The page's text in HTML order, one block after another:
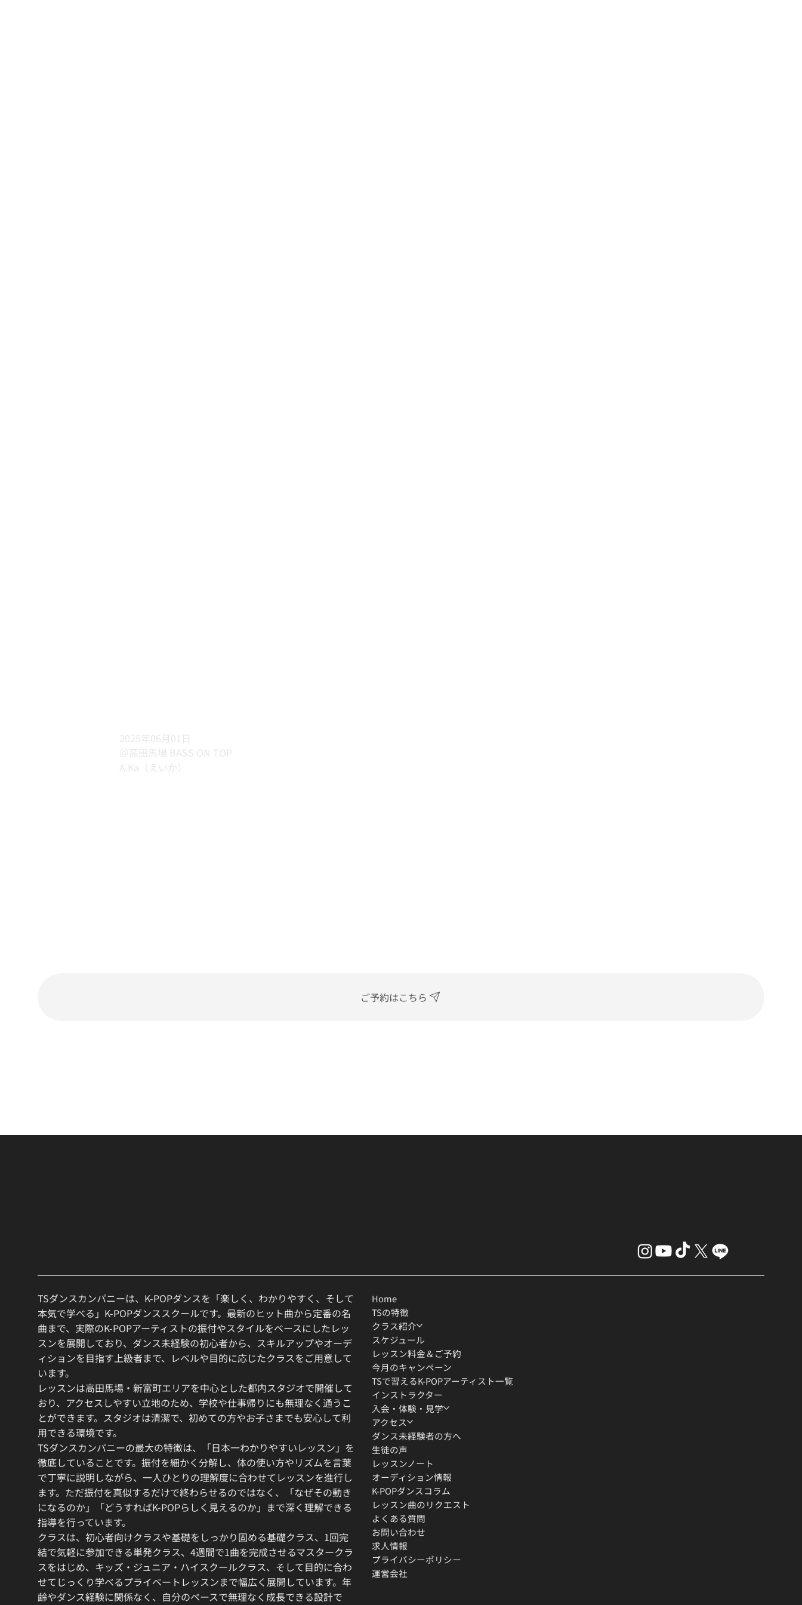
2025年06月01日
＠高田馬場 BASS ON TOP
A.Ka（えいか）
ご予約はこちら
TSダンスカンパニーは、K-POPダンスを「楽しく、わかりやすく、そして
本気で学べる」K-POPダンススクールです。最新のヒット曲から定番の名
曲まで、実際のK-POPアーティストの振付やスタイルをベースにしたレッ
スンを展開しており、ダンス未経験の初心者から、スキルアップやオーデ
ィションを目指す上級者まで、レベルや目的に応じたクラスをご用意して
います。
レッスンは高田馬場・新富町エリアを中心とした都内スタジオで開催して
おり、アクセスしやすい立地のため、学校や仕事帰りにも無理なく通うこ
とができます。スタジオは清潔で、初めての方やお子さまでも安心して利
用できる環境です。
TSダンスカンパニーの最大の特徴は、「日本一わかりやすいレッスン」を
徹底していることです。振付を細かく分解し、体の使い方やリズムを言葉
で丁寧に説明しながら、一人ひとりの理解度に合わせてレッスンを進行し
ます。ただ振付を真似するだけで終わらせるのではなく、「なぜその動き
になるのか」「どうすればK-POPらしく見えるのか」まで深く理解できる
指導を行っています。
クラスは、初心者向けクラスや基礎をしっかり固める基礎クラス、1回完
結で気軽に参加できる単発クラス、4週間で1曲を完成させるマスタークラ
スをはじめ、キッズ・ジュニア・ハイスクールクラス、そして目的に合わ
せてじっくり学べるプライベートレッスンまで幅広く展開しています。年
齢やダンス経験に関係なく、自分のペースで無理なく成長できる設計で
Home
TSの特徴
クラス紹介
スケジュール
レッスン料金＆ご予約
今月のキャンペーン
TSで習えるK-POPアーティスト一覧
インストラクター
入会・体験・見学
アクセス
ダンス未経験者の方へ
生徒の声
レッスンノート
オーディション情報
K-POPダンスコラム
レッスン曲のリクエスト
よくある質問
お問い合わせ
求人情報
プライバシーポリシー
運営会社